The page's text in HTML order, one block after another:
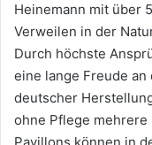
Heinemann mit über
Verweilen in der
Durch höchste
eine lange Freude
deutscher
ohne Pflege